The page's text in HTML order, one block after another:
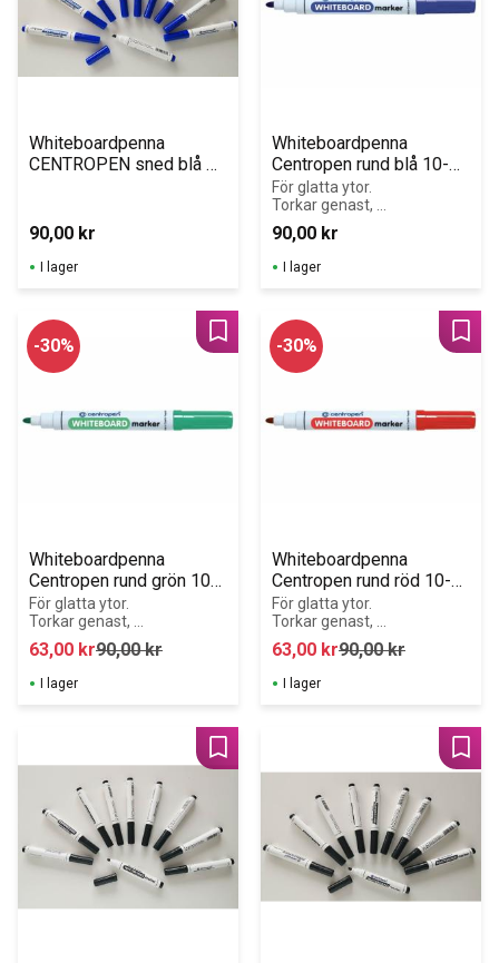
Whiteboardpenna
CENTROPEN sned blå
90,00 kr
I lager
Whiteboardpenna
Centropen rund blå 10-
pack
För glatta ytor.
Torkar genast,
borttages med
torrtorkning.
90,00 kr
I lager
Whiteboardpenna
Centropen rund grön 10-
pack
För glatta ytor.
Torkar genast,
borttages med
torrtorkning.
63,00 kr90,00kr
30% Lägg till i favoriter
I lager
Whiteboardpenna
Centropen rund röd 10-
pack
För glatta ytor.
Torkar genast,
borttages med
torrtorkning.
63,00 kr90,00kr
30%
I lager
Lägg till i favoriter